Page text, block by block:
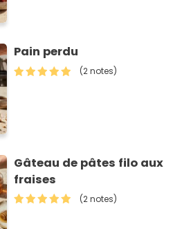
Pain perdu
(2 notes)
Gâteau de pâtes filo aux
fraises
(2 notes)